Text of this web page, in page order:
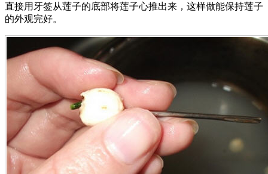
直接用牙签从莲子的底部将莲子心推出来，这样做能保持莲子
的外观完好。